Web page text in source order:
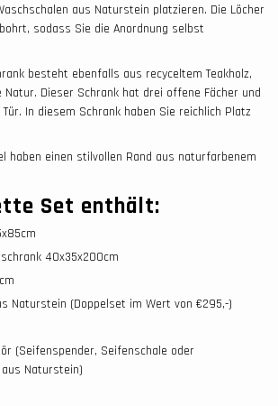
aus Naturstein platzieren. Die Löcher
sodass Sie die Anordnung selbst
besteht ebenfalls aus recyceltem Teakholz,
Natur. Dieser Schrank hat drei offene Fächer und
In diesem Schrank haben Sie reichlich Platz
haben einen stilvollen Rand aus naturfarbenem
Set enthält:
40x35x200cm
Naturstein (Doppelset im Wert von €295,-)
(Seifenspender, Seifenschale oder
Naturstein)